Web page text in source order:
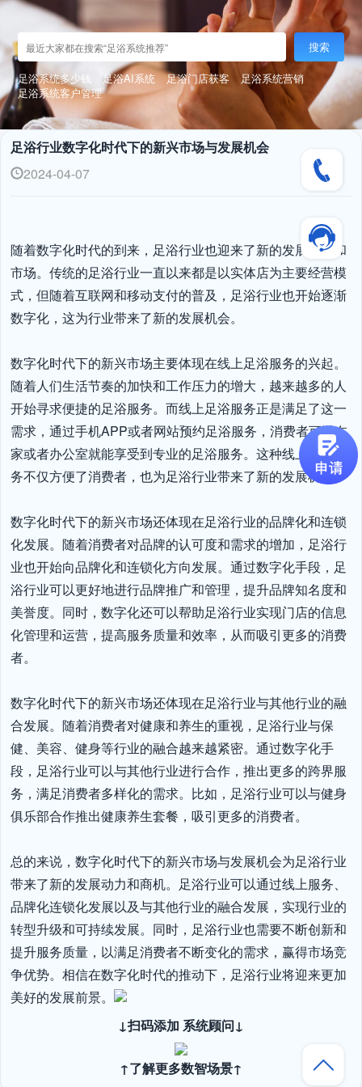
搜索
足浴系统多少钱 足浴AI系统 足浴门店获客
足浴系统营销
足浴系统客户管理
足浴行业数字化时代下的新兴市场与发展机会
2024-04-07
随着数字化时代的到来，足浴行业也迎来了新的发展机遇和
市场。传统的足浴行业一直以来都是以实体店为主要经营模
式，但随着互联网和移动支付的普及，足浴行业也开始逐渐
数字化，这为行业带来了新的发展机会。
数字化时代下的新兴市场主要体现在线上足浴服务的兴起。
随着人们生活节奏的加快和工作压力的增大，越来越多的人
开始寻求便捷的足浴服务。而线上足浴服务正是满足了这一
需求，通过手机APP或者网站预约足浴服务，消费者可以在
家或者办公室就能享受到专业的足浴服务。这种线上足浴服
务不仅方便了消费者，也为足浴行业带来了新的发展机会。
数字化时代下的新兴市场还体现在足浴行业的品牌化和连锁
化发展。随着消费者对品牌的认可度和需求的增加，足浴行
业也开始向品牌化和连锁化方向发展。通过数字化手段，足
浴行业可以更好地进行品牌推广和管理，提升品牌知名度和
美誉度。同时，数字化还可以帮助足浴行业实现门店的信息
化管理和运营，提高服务质量和效率，从而吸引更多的消费
者。
数字化时代下的新兴市场还体现在足浴行业与其他行业的融
合发展。随着消费者对健康和养生的重视，足浴行业与保
健、美容、健身等行业的融合越来越紧密。通过数字化手
段，足浴行业可以与其他行业进行合作，推出更多的跨界服
务，满足消费者多样化的需求。比如，足浴行业可以与健身
俱乐部合作推出健康养生套餐，吸引更多的消费者。
总的来说，数字化时代下的新兴市场与发展机会为足浴行业
带来了新的发展动力和商机。足浴行业可以通过线上服务、
品牌化连锁化发展以及与其他行业的融合发展，实现行业的
转型升级和可持续发展。同时，足浴行业也需要不断创新和
提升服务质量，以满足消费者不断变化的需求，赢得市场竞
争优势。相信在数字化时代的推动下，足浴行业将迎来更加
美好的发展前景。
↓扫码添加 系统顾问↓
↑了解更多数智场景↑